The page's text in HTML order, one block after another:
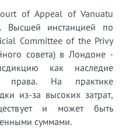
of Appeal of Vanuatu
Высшей инстанцией по
Committee of the Privy
совета) в Лондоне -
как наследие
права. На практике
из-за высоких затрат,
и может быть
суммами.